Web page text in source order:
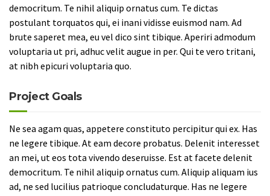
democritum. Te nihil aliquip ornatus cum. Te dictas
postulant torquatos qui, ei inani vidisse euismod nam. Ad
brute saperet mea, eu vel dico sint tibique. Aperiri admodum
voluptaria ut pri, adhuc velit augue in per. Qui te vero tritani,
at nibh epicuri voluptaria quo.
Project Goals
Ne sea agam quas, appetere constituto percipitur qui ex. Has
ne legere tibique. At eam decore probatus. Delenit interesset
an mei, ut eos tota vivendo deseruisse. Est at facete delenit
democritum. Te nihil aliquip ornatus cum. Aliquip aliquam ius
ad, ne sed lucilius patrioque concludaturque. Has ne legere